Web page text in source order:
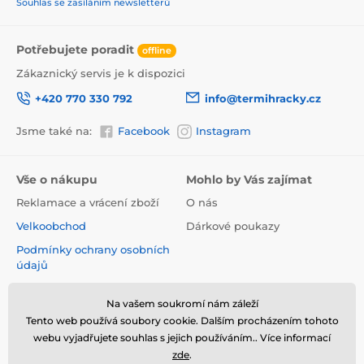
Souhlas se zasíláním newsletterů
Potřebujete poradit offline
Zákaznický servis je k dispozici
+420 770 330 792
info@termihracky.cz
Jsme také na: Facebook Instagram
Vše o nákupu
Reklamace a vrácení zboží
Velkoobchod
Podmínky ochrany osobních
údajů
cookies
Mohlo by Vás zajímat
O nás
Dárkové poukazy
Na vašem soukromí nám záleží
Tento web používá soubory cookie. Dalším procházením tohoto
webu vyjadřujete souhlas s jejich používáním.. Více informací
zde.